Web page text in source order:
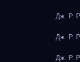
Дж. Р.
Дж. Р.
Дж. Р.